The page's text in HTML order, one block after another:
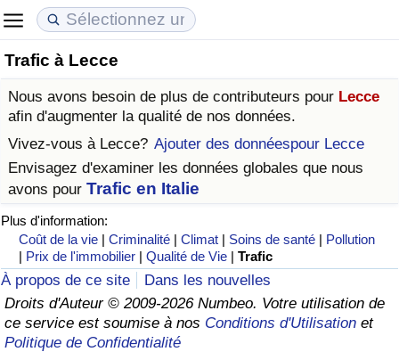
Trafic à Lecce
Nous avons besoin de plus de contributeurs pour Lecce
afin d'augmenter la qualité de nos données.
Vivez-vous à Lecce? Ajouter des donnéespour Lecce
Envisagez d'examiner les données globales que nous
avons pour Trafic en Italie
Plus d'information:
Coût de la vie |Criminalité |Climat | Soins de santé | Pollution
| Prix de l'immobilier |Qualité de Vie |Trafic
À propos de ce site
Dans les nouvelles
Droits d'Auteur © 2009-2026 Numbeo. Votre utilisation de
ce service est soumise à nos Conditions d'Utilisation et
Politique de Confidentialité
Coût de la vie
Indice du Coût de la Vie (Actuel)
Indice du Coût de la Vie
Indice du coût de la vie par pays
à Akaba
Prix de l'immobilier
Indice des Prix de l'immobilier (Actuel)
Indice des Prix de l'immobilier
Indice des Prix de l'immobilier par Pays
Qualité de Vie
Indice de Qualité de Vie
Indice de Qualité de Vie (Actuel)
Indice de qualité de vie par pays
Criminalité
Indice de Criminalité (Actuel)
Indice de Criminalité